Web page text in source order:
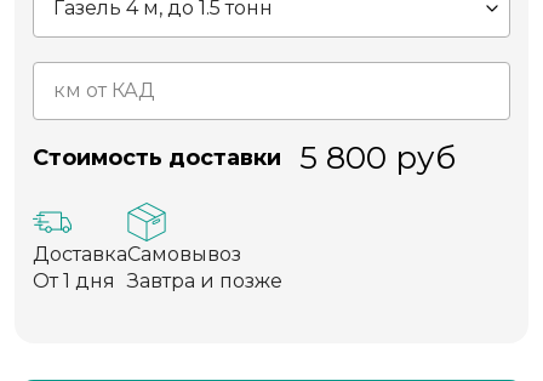
Стоимость доставки 5 800 руб
Доставка
От 1 дня
Самовывоз
Завтра и позже